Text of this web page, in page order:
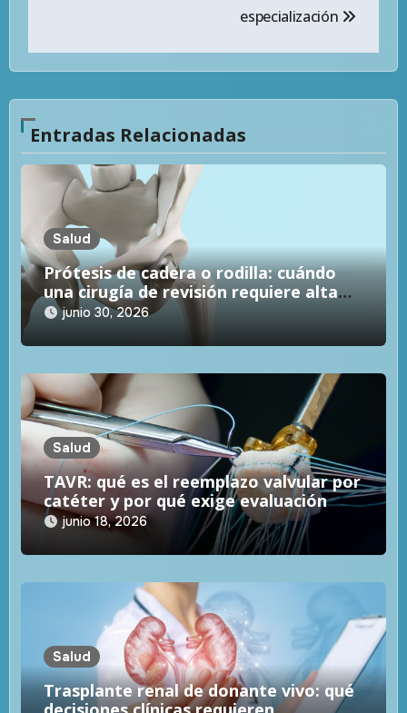
especialización
Entradas Relacionadas
Salud
Prótesis de cadera o rodilla: cuándo
una cirugía de revisión requiere alta
especialización
junio 30, 2026
Salud
TAVR: qué es el reemplazo valvular por
catéter y por qué exige evaluación
experta
junio 18, 2026
Salud
Trasplante renal de donante vivo: qué